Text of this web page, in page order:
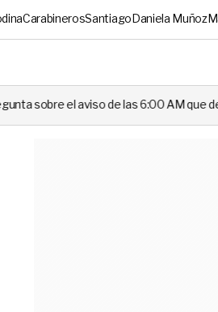
CarabinerosSantiagoDaniela Muñoz
de las 6:00 AM que dejó en evidencia